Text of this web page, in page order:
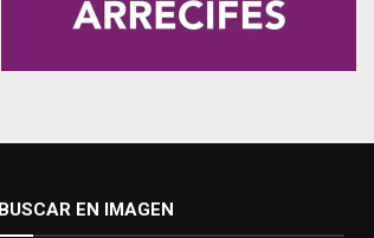
BUSCAR EN IMAGEN